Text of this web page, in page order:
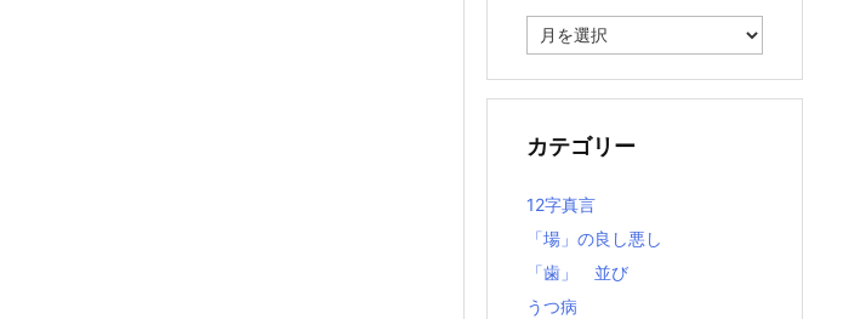
去
記
カテゴリー
12字真言
「場」の良し悪し
「歯」 並び
うつ病